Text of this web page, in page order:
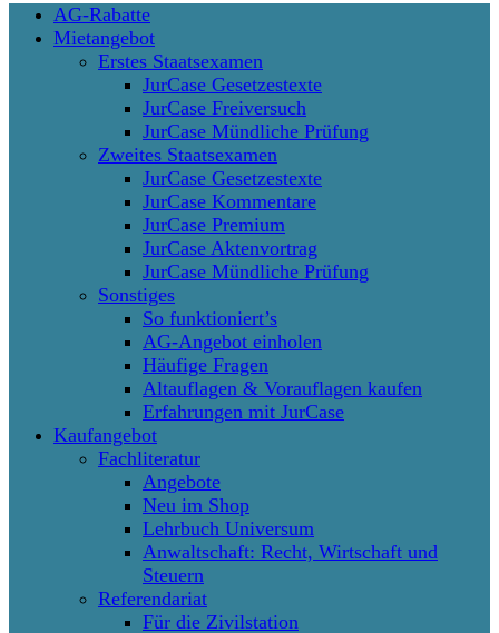
Close
AG-Rabatte
Mietangebot
Erstes Staatsexamen
JurCase Gesetzestexte
JurCase Freiversuch
JurCase Mündliche Prüfung
Zweites Staatsexamen
JurCase Gesetzestexte
JurCase Kommentare
JurCase Premium
JurCase Aktenvortrag
JurCase Mündliche Prüfung
Sonstiges
So funktioniert’s
AG-Angebot einholen
Häufige Fragen
Altauflagen & Vorauflagen kaufen
Erfahrungen mit JurCase
Kaufangebot
Fachliteratur
Angebote
Neu im Shop
Lehrbuch Universum
Anwaltschaft: Recht, Wirtschaft und
Steuern
Referendariat
Für die Zivilstation